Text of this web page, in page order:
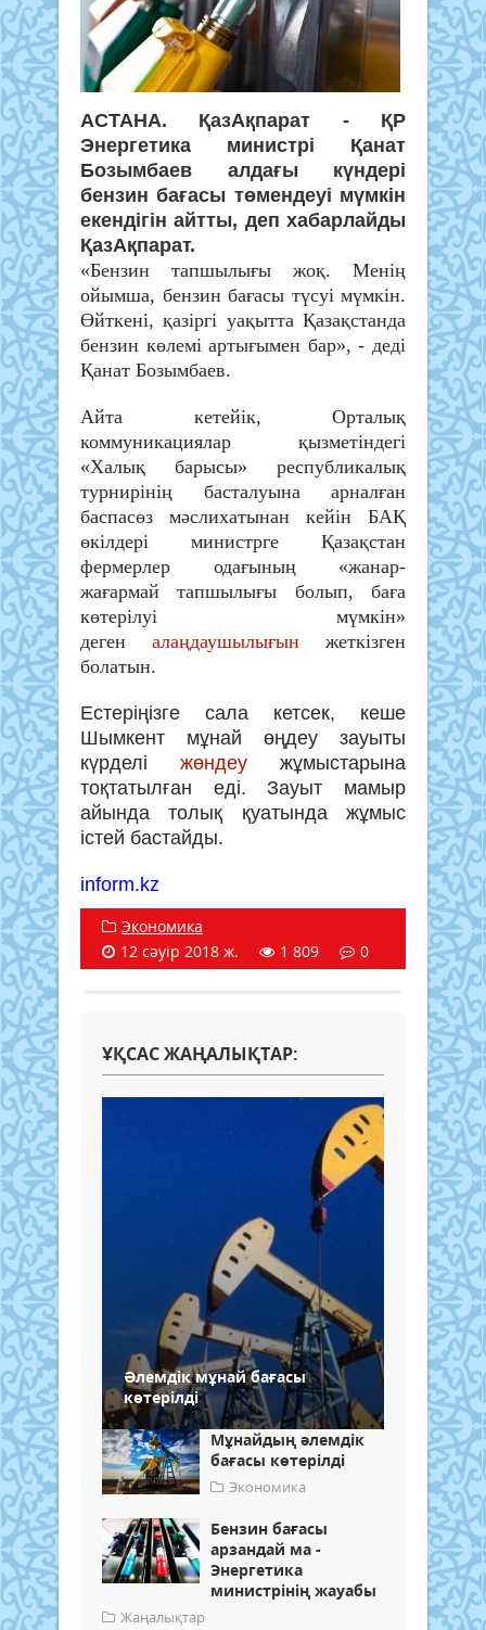
АСТАНА. ҚазАқпарат - ҚР
Энергетика министрі Қанат
Бозымбаев алдағы күндері
бензин бағасы төмендеуі мүмкін
екендігін айтты, деп хабарлайды
ҚазАқпарат.
«Бензин тапшылығы жоқ. Менің
ойымша, бензин бағасы түсуі мүмкін.
Өйткені, қазіргі уақытта Қазақстанда
бензин көлемі артығымен бар», - деді
Қанат Бозымбаев.
Айта кетейік, Орталық
коммуникациялар қызметіндегі
«Халық барысы» республикалық
турнирінің басталуына арналған
баспасөз мәслихатынан кейін БАҚ
өкілдері министрге Қазақстан
фермерлер одағының «жанар-
жағармай тапшылығы болып, баға
көтерілуі мүмкін»
деген алаңдаушылығын жеткізген
болатын.
Естеріңізге сала кетсек, кеше
Шымкент мұнай өңдеу зауыты
күрделі жөндеу жұмыстарына
тоқтатылған еді. Зауыт мамыр
айында толық қуатында жұмыс
істей бастайды.
inform.kz
Экономика
12 сәуір 2018 ж.
1 809 0
ҰҚСАС ЖАҢАЛЫҚТАР:
Әлемдік мұнай бағасы
көтерілді
Мұнайдың әлемдік
бағасы көтерілді
Экономика
Бензин бағасы
арзандай ма -
Энергетика
министрінің жауабы
Жаңалықтар